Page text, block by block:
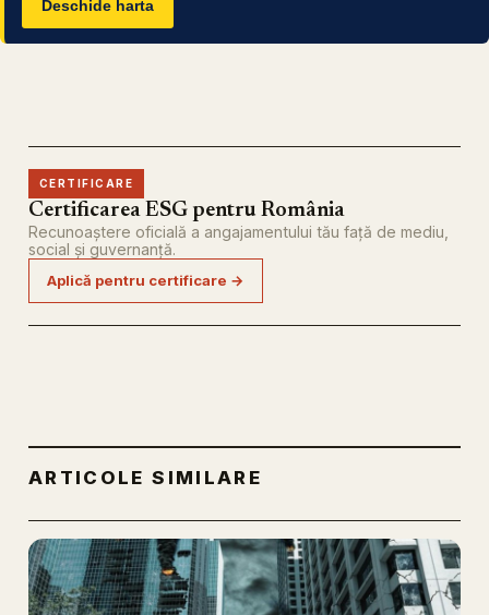
Deschide harta
CERTIFICARE
Certificarea ESG pentru România
Recunoaștere oficială a angajamentului tău față de mediu,
social și guvernanță.
Aplică pentru certificare →
ARTICOLE SIMILARE